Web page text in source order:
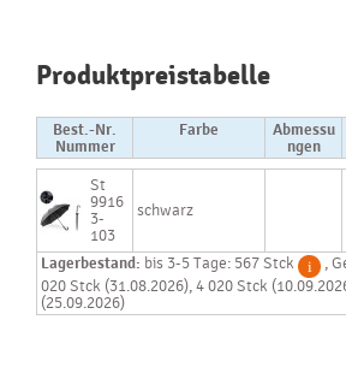
Produktpreistabelle
Best.-Nr.
Nummer
Farbe
Abmessu
ngen
St
9916
3-
103
schwarz
Lagerbestand: bis 3-5 Tage: 567 Stck
,
020 Stck (31.08.2026), 4 020 Stck
(25.09.2026)